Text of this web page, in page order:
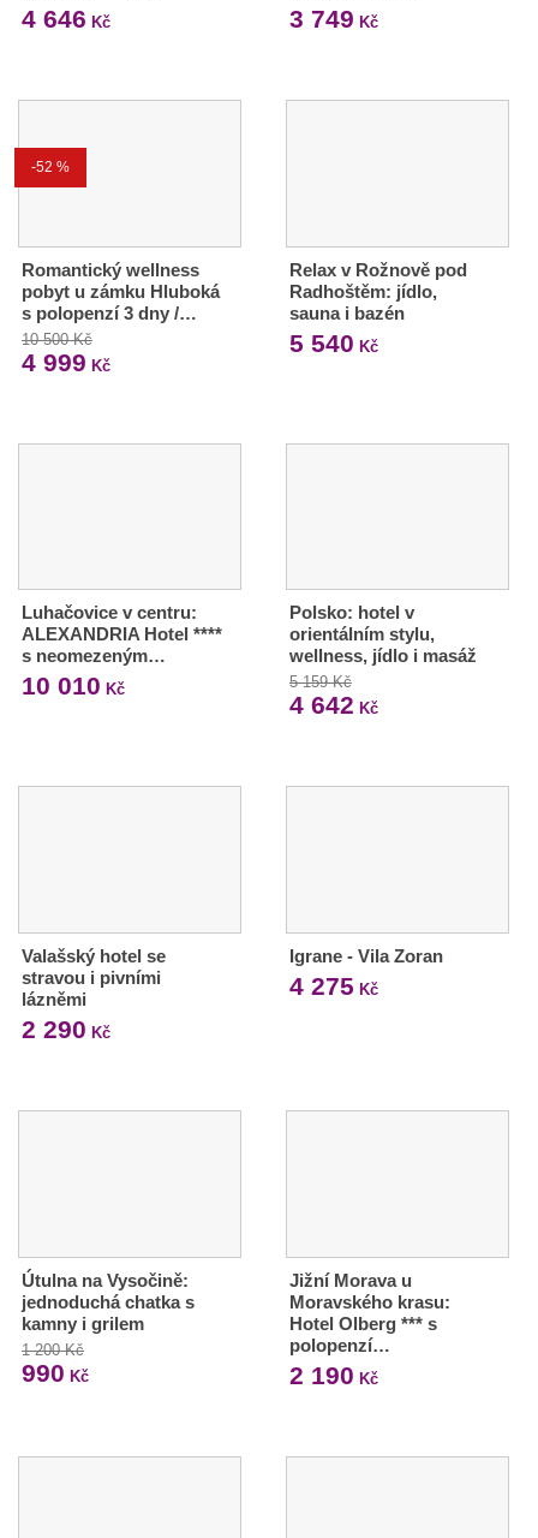
4 646 Kč 3 749 Kč
-52 %
Romantický wellness
pobyt u zámku Hluboká
s polopenzí 3 dny /…
10 500 Kč
4 999 Kč
Relax v Rožnově pod
Radhoštěm: jídlo,
sauna i bazén
5 540 Kč
Luhačovice v centru:
ALEXANDRIA Hotel ****
s neomezeným…
10 010 Kč
Polsko: hotel v
orientálním stylu,
wellness, jídlo i masáž
5 159 Kč
4 642 Kč
Valašský hotel se
stravou i pivními
lázněmi
2 290 Kč
Igrane - Vila Zoran
4 275 Kč
Útulna na Vysočině:
jednoduchá chatka s
kamny i grilem
1 200 Kč
990 Kč
Jižní Morava u
Moravského krasu:
Hotel Olberg *** s
polopenzí…
2 190 Kč